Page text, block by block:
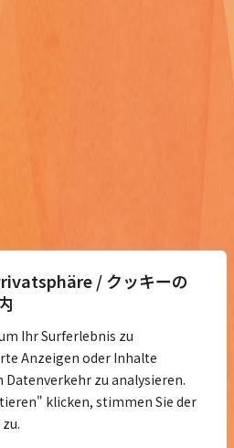
/ クッキーの
Ihr Surferlebnis zu
Anzeigen oder Inhalte
zu analysieren.
klicken, stimmen Sie der
ンバー